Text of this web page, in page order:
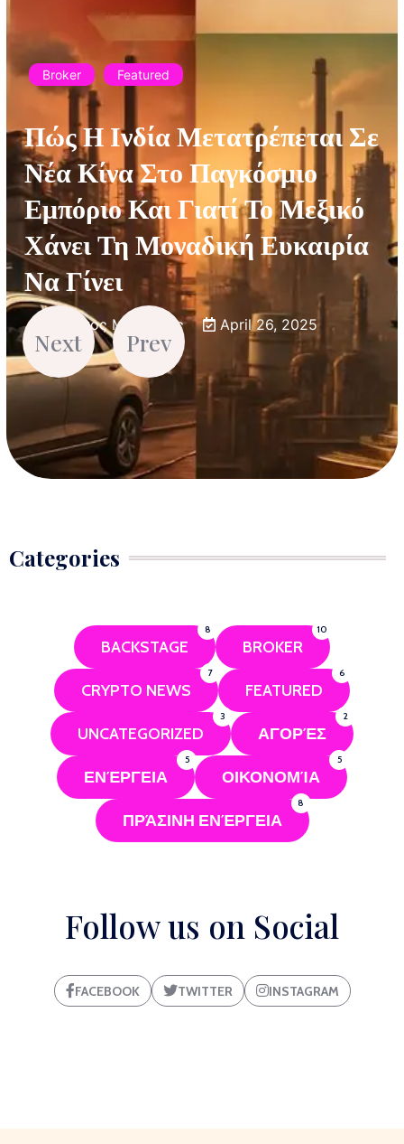
Broker Featured
Πώς Η Ινδία Μετατρέπεται Σε
Νέα Κίνα Στο Παγκόσμιο
Εμπόριο Και Γιατί Το Μεξικό
Χάνει Τη Μοναδική Ευκαιρία
Να Γίνει
Χρήστος Μυτιλινιός April 26, 2025
Next Prev
Categories
BACKSTAGE
8
BROKER
10
CRYPTO NEWS
7
FEATURED
6
UNCATEGORIZED
3
ΑΓΟΡΈΣ
2
ΕΝΈΡΓΕΙΑ
5
ΟΙΚΟΝΟΜΊΑ
5
ΠΡΆΣΙΝΗ ΕΝΈΡΓΕΙΑ
8
Follow us on Social
FACEBOOK TWITTER INSTAGRAM